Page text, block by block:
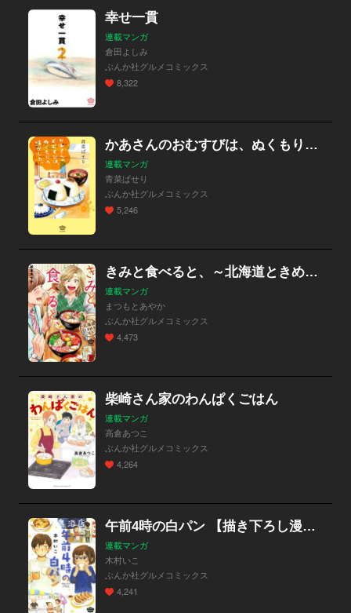
幸せ一貫
連載マンガ
倉田よしみ
ぶんか社グルメコミックス
8,322
かあさんのおむすびは、ぬくもりの味がした。
連載マンガ
青菜ぱせり
ぶんか社グルメコミックス
5,246
きみと食べると、～北海道ときめきごはん～
連載マンガ
まつもとあやか
ぶんか社グルメコミックス
4,473
柴崎さん家のわんぱくごはん
連載マンガ
高倉あつこ
ぶんか社グルメコミックス
4,264
午前4時の白パン 【描き下ろし漫画付】
連載マンガ
木村いこ
ぶんか社グルメコミックス
4,241